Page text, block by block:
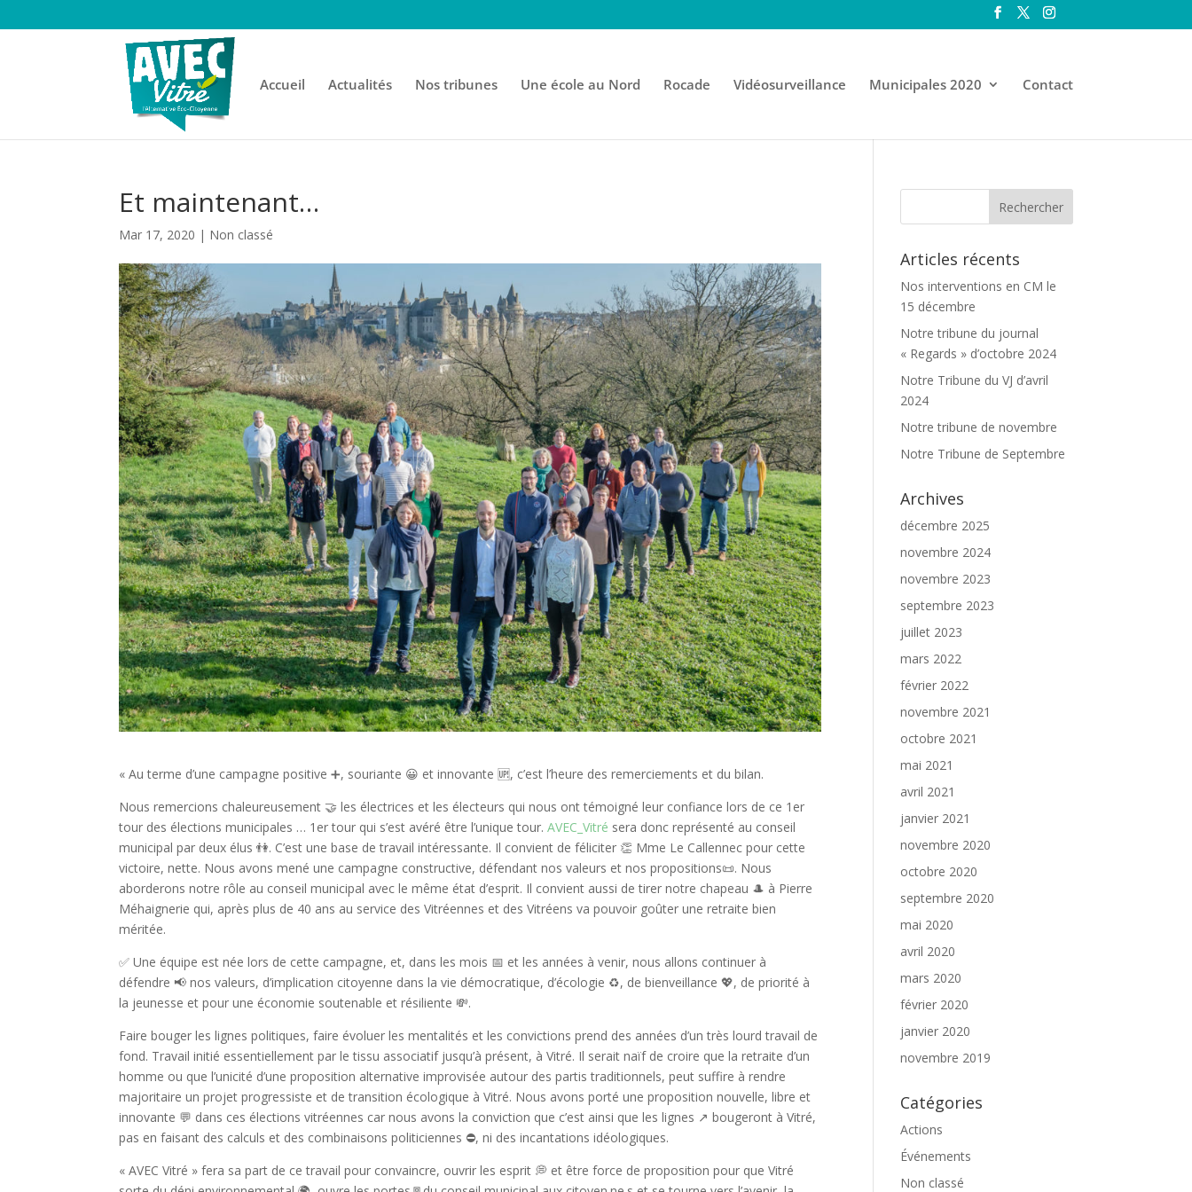
Accueil Actualités Nos tribunes Une école au Nord Rocade Vidéosurveillance Municipales 2020 Contact
Et maintenant…
Mar 17, 2020 | Non classé
« Au terme d’une campagne positive ➕, souriante 😀 et innovante 🆙, c’est l’heure des remerciements et du bilan.
Nous remercions chaleureusement 🤝 les électrices et les électeurs qui nous ont témoigné leur confiance lors de ce 1er
tour des élections municipales … 1er tour qui s’est avéré être l’unique tour.AVEC_Vitré sera donc représenté au conseil
municipal par deux élus 👫. C’est une base de travail intéressante. Il convient de féliciter 👏 Mme Le Callennec pour cette
victoire, nette. Nous avons mené une campagne constructive, défendant nos valeurs et nos propositions📜. Nous
aborderons notre rôle au conseil municipal avec le même état d’esprit. Il convient aussi de tirer notre chapeau 🎩 à Pierre
Méhaignerie qui, après plus de 40 ans au service des Vitréennes et des Vitréens va pouvoir goûter une retraite bien
méritée.
✅ Une équipe est née lors de cette campagne, et, dans les mois 📅 et les années à venir, nous allons continuer à
défendre 📢 nos valeurs, d’implication citoyenne dans la vie démocratique, d’écologie ♻️, de bienveillance 💖, de priorité à
la jeunesse et pour une économie soutenable et résiliente 💸.
Faire bouger les lignes politiques, faire évoluer les mentalités et les convictions prend des années d’un très lourd travail de
fond. Travail initié essentiellement par le tissu associatif jusqu’à présent, à Vitré. Il serait naïf de croire que la retraite d’un
homme ou que l’unicité d’une proposition alternative improvisée autour des partis traditionnels, peut suffire à rendre
majoritaire un projet progressiste et de transition écologique à Vitré. Nous avons porté une proposition nouvelle, libre et
innovante 💬 dans ces élections vitréennes car nous avons la conviction que c’est ainsi que les lignes ↗️ bougeront à Vitré,
pas en faisant des calculs et des combinaisons politiciennes ⛔️, ni des incantations idéologiques.
« AVEC Vitré » fera sa part de ce travail pour convaincre, ouvrir les esprit 💭 et être force de proposition pour que Vitré
Articles récents
Nos interventions en CM le
15 décembre
Notre tribune du journal
« Regards » d’octobre 2024
Notre Tribune du VJ d’avril
2024
Notre tribune de novembre
Notre Tribune de Septembre
Archives
décembre 2025
novembre 2024
novembre 2023
septembre 2023
juillet 2023
mars 2022
février 2022
novembre 2021
octobre 2021
mai 2021
avril 2021
janvier 2021
novembre 2020
octobre 2020
septembre 2020
mai 2020
avril 2020
mars 2020
février 2020
janvier 2020
novembre 2019
Catégories
Actions
Événements
Non classé